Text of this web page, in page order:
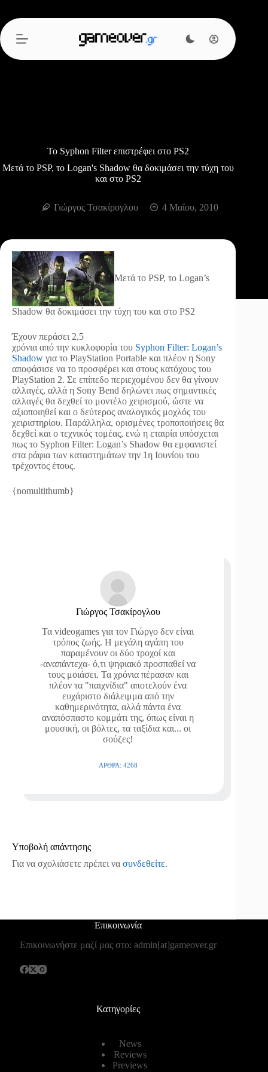
περιεχόμενο
Το Syphon Filter επιστρέφει στο PS2
Μετά το PSP, το Logan's Shadow θα δοκιμάσει την τύχη του
και στο PS2
Γιώργος Τσακίρογλου 4 Μαΐου, 2010
Μετά το PSP, το Logan’s
Shadow θα δοκιμάσει την τύχη του και στο PS2
Έχουν περάσει 2,5
χρόνια από την κυκλοφορία του Syphon Filter: Logan’s
Shadow για το PlayStation Portable και πλέον η Sony
αποφάσισε να το προσφέρει και στους κατόχους του
PlayStation 2. Σε επίπεδο περιεχομένου δεν θα γίνουν
αλλαγές, αλλά η Sony Bend δηλώνει πως σημαντικές
αλλαγές θα δεχθεί το μοντέλο χειρισμού, ώστε να
αξιοποιηθεί και ο δεύτερος αναλογικός μοχλός του
χειριστηρίου. Παράλληλα, ορισμένες τροποποιήσεις θα
δεχθεί και ο τεχνικός τομέας, ενώ η εταιρία υπόσχεται
πως το Syphon Filter: Logan’s Shadow θα εμφανιστεί
στα ράφια των καταστημάτων την 1η Ιουνίου του
τρέχοντος έτους.
{nomultithumb}
Γιώργος Τσακίρογλου
Τα videogames για τον Γιώργο δεν είναι
τρόπος ζωής. Η μεγάλη αγάπη του
παραμένουν οι δύο τροχοί και
-αναπάντεχα- ό,τι ψηφιακό προσπαθεί να
τους μοιάσει. Τα χρόνια πέρασαν και
πλέον τα "παιχνίδια" αποτελούν ένα
ευχάριστο διάλειμμα από την
καθημερινότητα, αλλά πάντα ένα
αναπόσπαστο κομμάτι της, όπως είναι η
μουσική, οι βόλτες, τα ταξίδια και... οι
σούζες!
ΆΡΘΡΑ: 4268
Υποβολή απάντησης
Για να σχολιάσετε πρέπει να συνδεθείτε.
Επικοινωνία
Επικοινωνήστε μαζί μας στο: admin[at]gameover.gr
Κατηγορίες
News
Reviews
Previews